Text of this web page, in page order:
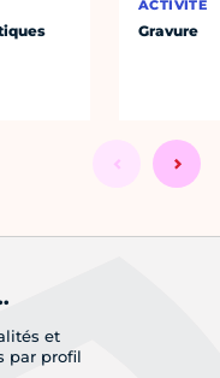
ACTIVITÉ
Gravure
et
par profil